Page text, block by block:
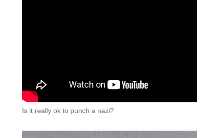
Is it really ok to punch a nazi?